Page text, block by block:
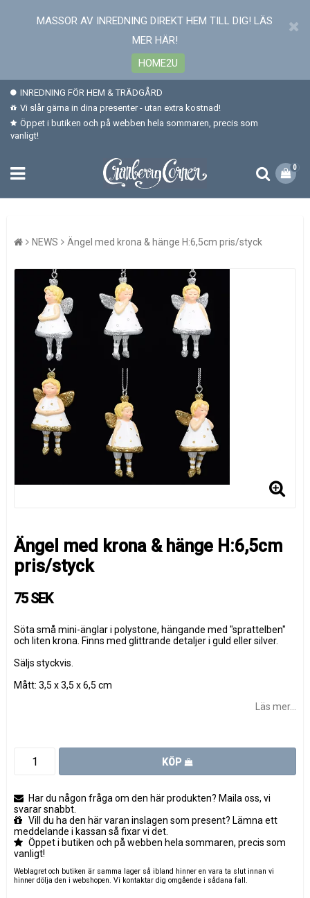
MASSOR AV INREDNING DIREKT HEM TILL DIG! LÄS
MER HÄR!
HOME2U
INREDNING FÖR HEM & TRÄDGÅRD
Vi slår gärna in dina presenter - utan extra kostnad!
Öppet i butiken och på webben hela sommaren, precis som
vanligt!
0
NEWS Ängel med krona & hänge H:6,5cm pris/styck
Ängel med krona & hänge H:6,5cm
pris/styck
75 SEK
Söta små mini-änglar i polystone, hängande med "sprattelben"
och liten krona. Finns med glittrande detaljer i guld eller silver.
Säljs styckvis.
Mått: 3,5 x 3,5 x 6,5 cm
Läs mer...
KÖP
Har du någon fråga om den här produkten? Maila oss, vi
svarar snabbt.
Vill du ha den här varan inslagen som present? Lämna ett
meddelande i kassan så fixar vi det.
Öppet i butiken och på webben hela sommaren, precis som
vanligt!
Weblagret och butiken är samma lager så ibland hinner en vara ta slut innan vi
hinner dölja den i webshopen. Vi kontaktar dig omgående i sådana fall.